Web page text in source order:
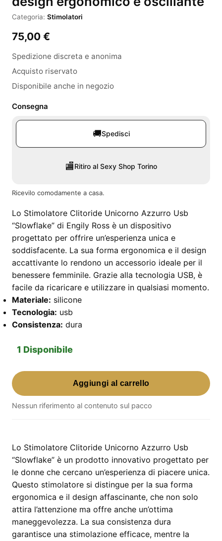
Categoria: Stimolatori
75,00 €
Spedizione discreta e anonima
Acquisto riservato
Disponibile anche in negozio
Consegna
🚚Spedisci
🏬Ritiro al Sexy Shop Torino
Ricevilo comodamente a casa.
Lo Stimolatore Clitoride Unicorno Azzurro Usb
“Slowflake” di Engily Ross è un dispositivo
progettato per offrire un’esperienza unica e
soddisfacente. La sua forma ergonomica e il design
accattivante lo rendono un accessorio ideale per il
benessere femminile. Grazie alla tecnologia USB, è
facile da ricaricare e utilizzare in qualsiasi momento.
Materiale: silicone
Tecnologia: usb
Consistenza: dura
1 Disponibile
Stimolatore
Clitoride
Unicorno
Azzurro
–
design
ergonomico
e
oscillante
quantità
Aggiungi al carrello
Nessun riferimento al contenuto sul pacco
Lo Stimolatore Clitoride Unicorno Azzurro Usb
“Slowflake” è un prodotto innovativo progettato per
le donne che cercano un’esperienza di piacere unica.
Questo stimolatore si distingue per la sua forma
ergonomica e il design affascinante, che non solo
attira l’attenzione ma offre anche un’ottima
maneggevolezza. La sua consistenza dura
garantisce una stimolazione efficace, mentre la